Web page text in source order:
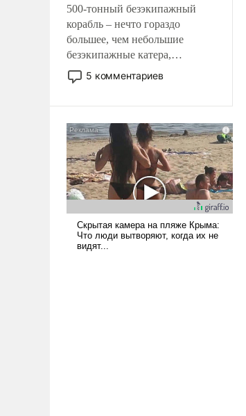
500-тонный безэкипажный
корабль – нечто гораздо
большее, чем небольшие
безэкипажные катера,
применение которых уже
стало обыденностью. Задача по
и ее реализация радикально
поднимет наши боевые
возможности.
5 комментариев